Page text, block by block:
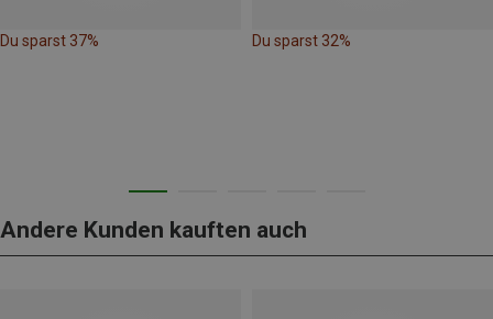
Du sparst 37% Du sparst 32%
Andere Kunden kauften auch